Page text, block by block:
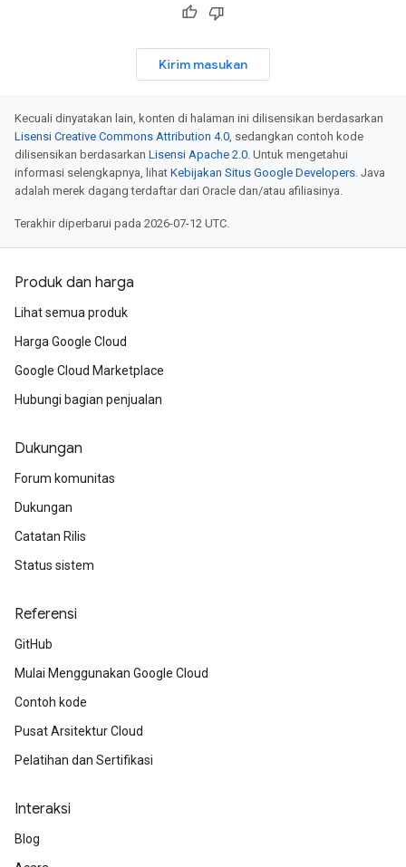
Kirim masukan
Kecuali dinyatakan lain, konten di halaman ini dilisensikan berdasarkan
Lisensi Creative Commons Attribution 4.0, sedangkan contoh kode
dilisensikan berdasarkan Lisensi Apache 2.0. Untuk mengetahui
informasi selengkapnya, lihat Kebijakan Situs Google Developers. Java
adalah merek dagang terdaftar dari Oracle dan/atau afiliasinya.
Terakhir diperbarui pada 2026-07-12 UTC.
Produk dan harga
Lihat semua produk
Harga Google Cloud
Google Cloud Marketplace
Hubungi bagian penjualan
Dukungan
Forum komunitas
Dukungan
Catatan Rilis
Status sistem
Referensi
GitHub
Mulai Menggunakan Google Cloud
Contoh kode
Pusat Arsitektur Cloud
Pelatihan dan Sertifikasi
Interaksi
Blog